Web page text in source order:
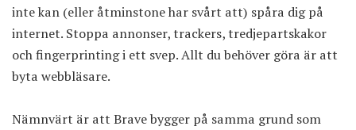
inte kan (eller åtminstone har svårt att) spåra dig på
internet. Stoppa annonser, trackers, tredjepartskakor
och fingerprinting i ett svep. Allt du behöver göra är att
byta webbläsare.
Nämnvärt är att Brave bygger på samma grund som